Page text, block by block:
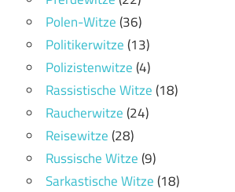
Polen-Witze(36)
Politikerwitze(13)
Polizistenwitze(4)
Rassistische Witze(18)
Raucherwitze(24)
Reisewitze(28)
Russische Witze(9)
Sarkastische Witze(18)